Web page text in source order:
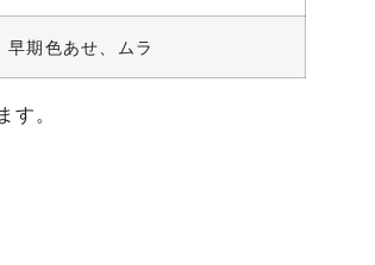
早期色あせ、ムラ
。